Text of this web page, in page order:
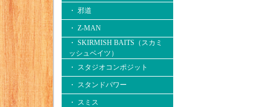
・ 邪道
・ Z-MAN
・ SKIRMISH BAITS（スカミ
ッシュベイツ）
・ スタジオコンポジット
・ スタンドパワー
・ スミス